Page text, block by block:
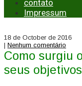
contato
Impressum
18 de October de 2016
| Nenhum comentário
Como surgiu
seus objetivos